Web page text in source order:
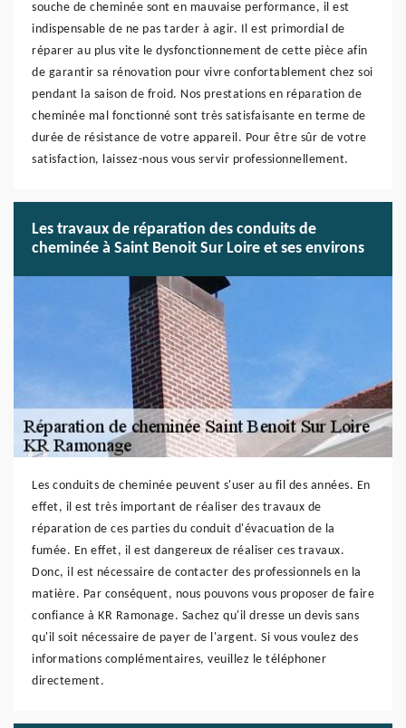
souche de cheminée sont en mauvaise performance, il est
indispensable de ne pas tarder à agir. Il est primordial de
réparer au plus vite le dysfonctionnement de cette pièce afin
de garantir sa rénovation pour vivre confortablement chez soi
pendant la saison de froid. Nos prestations en réparation de
cheminée mal fonctionné sont très satisfaisante en terme de
durée de résistance de votre appareil. Pour être sûr de votre
satisfaction, laissez-nous vous servir professionnellement.
Les travaux de réparation des conduits de
cheminée à Saint Benoit Sur Loire et ses environs
Les conduits de cheminée peuvent s'user au fil des années. En
effet, il est très important de réaliser des travaux de
réparation de ces parties du conduit d'évacuation de la
fumée. En effet, il est dangereux de réaliser ces travaux.
Donc, il est nécessaire de contacter des professionnels en la
matière. Par conséquent, nous pouvons vous proposer de faire
confiance à KR Ramonage. Sachez qu'il dresse un devis sans
qu'il soit nécessaire de payer de l'argent. Si vous voulez des
informations complémentaires, veuillez le téléphoner
directement.